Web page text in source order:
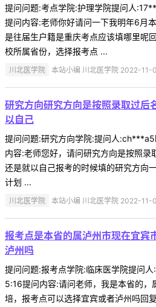
提问问题:考点学院:护理学院提问人
提问内容:老师你好请问一下我明年6月
是往届生户籍是重庆考点应该填哪里呢
校所属省份，选择报考点 ...
川北医学院 本站小编 川北医学院 2022-11-
研究方向研究方向是按照录取过后
以自己
提问问题:研究方向学院:提问人
内容:老师您好，请问研究方向是按照录
还是就以自己报考的时候填的研究方向
计划 ...
川北医学院 本站小编 川北医学院 2022-11-
报考点是本省的属泸州市现在宜宾
泸州吗
提问问题:报考点学院:临床医学院提问
5:16提问内容:请问老师，我是本省的，
培，报考点可以选择宜宾或者泸州吗回